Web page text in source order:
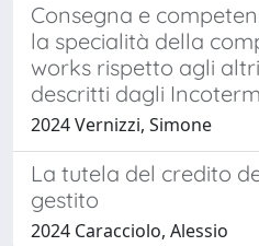
Consegna e
la specialità della
works rispetto agli
descritti dagli
2024 Vernizzi, Simone
La tutela del credito
gestito
2024 Caracciolo, Alessio